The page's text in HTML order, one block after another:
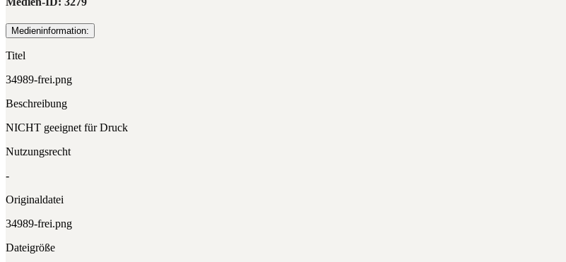
Medieninformation:
Titel
34989-frei.png
Beschreibung
NICHT geeignet für Druck
Nutzungsrecht
-
Originaldatei
34989-frei.png
Dateigröße